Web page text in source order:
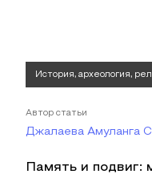
История, археология,
Автор статьи
Джалаева Амуланга
Память и